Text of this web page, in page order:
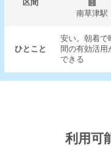
区間
南草津駅
ひとこと
安い。朝着で
間の有効活用
できる
利用可